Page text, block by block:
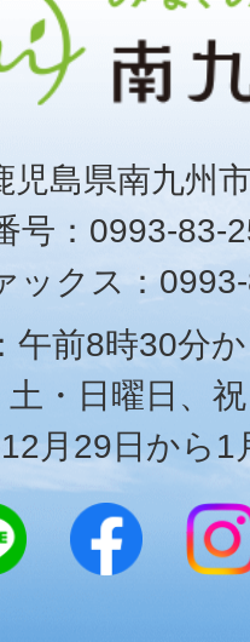
児島県南九州
号：0993-83-
ックス：
午前8時30分
土・日曜日、
12月29日から1